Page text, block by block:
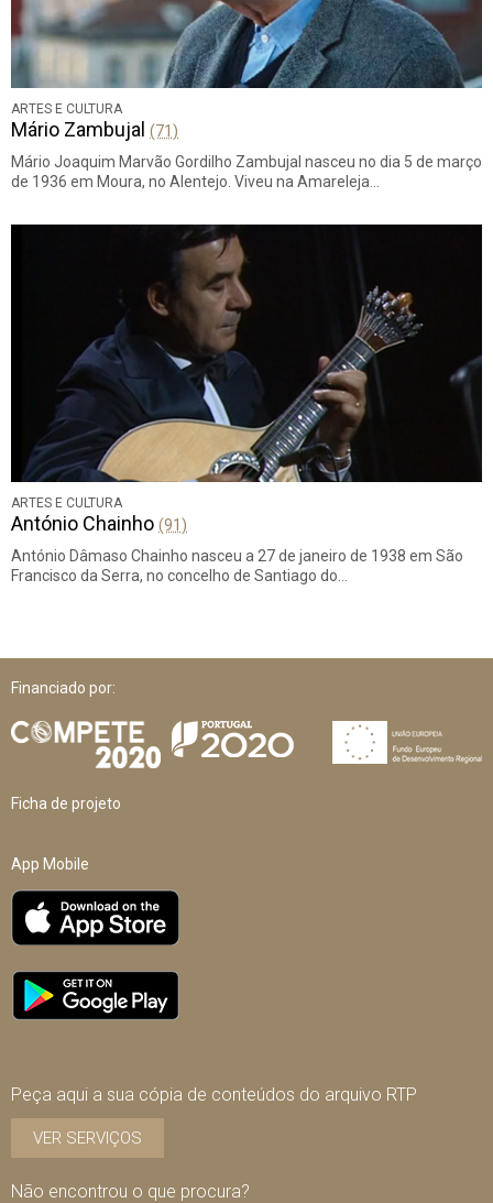
ARTES E CULTURA
Mário Zambujal (71)
Mário Joaquim Marvão Gordilho Zambujal nasceu no dia 5 de março
de 1936 em Moura, no Alentejo. Viveu na Amareleja…
ARTES E CULTURA
António Chainho (91)
António Dâmaso Chainho nasceu a 27 de janeiro de 1938 em São
Francisco da Serra, no concelho de Santiago do…
Financiado por:
Ficha de projeto
App Mobile
Peça aqui a sua cópia de conteúdos do arquivo RTP
VER SERVIÇOS
Não encontrou o que procura?